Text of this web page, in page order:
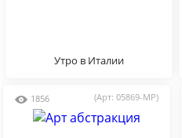
Утро в Италии
1856 (Арт: 05869-MP)